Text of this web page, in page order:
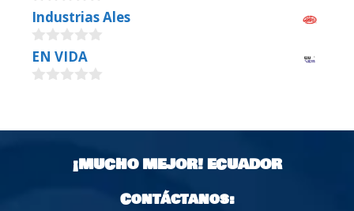
0
o
u
t
o
f
Industrias Ales
0
o
u
5
EN VIDA
t
¡MUCHO MEJOR!ECUADOR
Contáctanos: